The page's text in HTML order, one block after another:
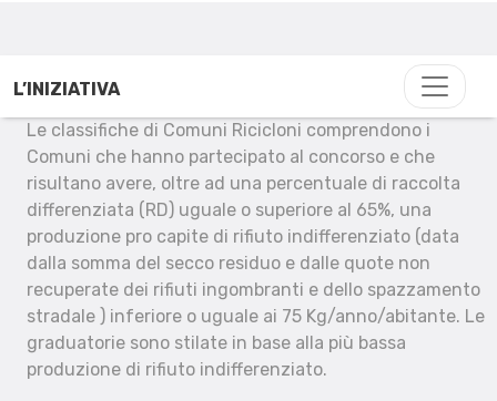
L’INIZIATIVA
Le classifiche di Comuni Ricicloni comprendono i
Comuni che hanno partecipato al concorso e che
risultano avere, oltre ad una percentuale di raccolta
differenziata (RD) uguale o superiore al 65%, una
produzione pro capite di rifiuto indifferenziato (data
dalla somma del secco residuo e dalle quote non
recuperate dei rifiuti ingombranti e dello spazzamento
stradale ) inferiore o uguale ai 75 Kg/anno/abitante. Le
graduatorie sono stilate in base alla più bassa
produzione di rifiuto indifferenziato.